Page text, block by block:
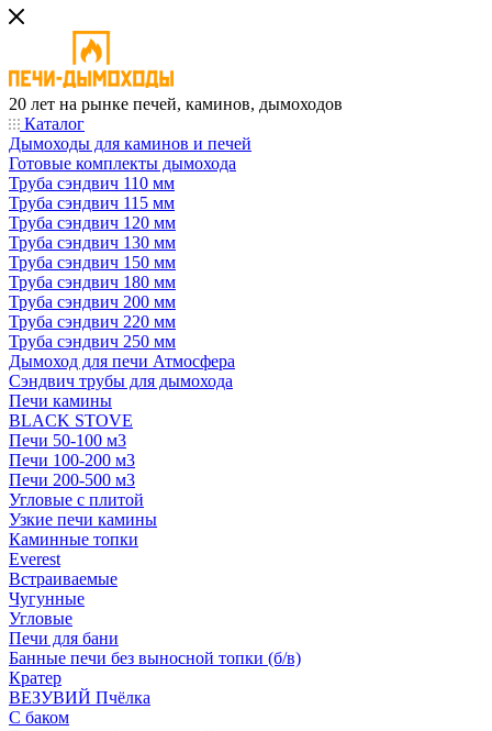
20 лет на рынке печей, каминов, дымоходов
Каталог
Дымоходы для каминов и печей
Готовые комплекты дымохода
Труба сэндвич 110 мм
Труба сэндвич 115 мм
Труба сэндвич 120 мм
Труба сэндвич 130 мм
Труба сэндвич 150 мм
Труба сэндвич 180 мм
Труба сэндвич 200 мм
Труба сэндвич 220 мм
Труба сэндвич 250 мм
Дымоход для печи Атмосфера
Сэндвич трубы для дымохода
Печи камины
BLACK STOVE
Печи 50-100 м3
Печи 100-200 м3
Печи 200-500 м3
Угловые с плитой
Узкие печи камины
Каминные топки
Everest
Встраиваемые
Чугунные
Угловые
Печи для бани
Банные печи без выносной топки (б/в)
Кратер
ВЕЗУВИЙ Пчёлка
С баком